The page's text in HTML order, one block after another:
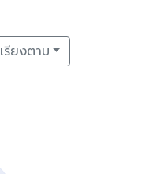
เรียงตาม